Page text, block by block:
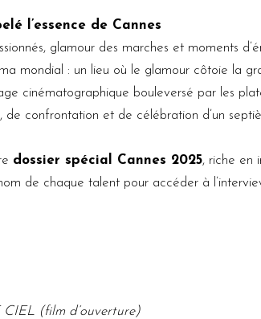
l’essence de Cannes
glamour des marches et moments
mondial : un lieu où le glamour côtoie la
cinématographique bouleversé par les
confrontation et de célébration d’un
dossier spécial Cannes 2025, riche en
de chaque talent pour accéder à
CIEL (film d’ouverture)